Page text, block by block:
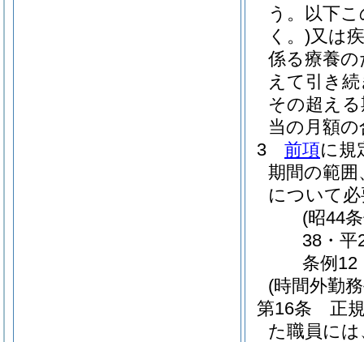
う。以下
く。)又は
係る療養
えて引き
その超え
当の月額
3
前項に規
期間の範
について
(昭44
38・平
条例12
(時間外勤
第16条
正
た職員に